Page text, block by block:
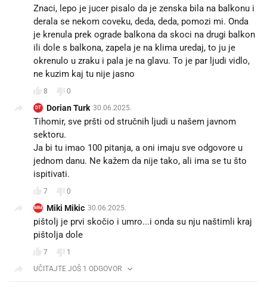
Znaci, lepo je jucer pisalo da je zenska bila na balkonu i
derala se nekom coveku, deda, deda, pomozi mi. Onda
je krenula prek ograde balkona da skoci na drugi balkon
ili dole s balkona, zapela je na klima uredaj, to ju je
okrenulo u zraku i pala je na glavu. To je par ljudi vidlo,
ne kuzim kaj tu nije jasno
8 0
DT Dorian Turk 30.06.2025.
Tihomir, sve pršti od stručnih ljudi u našem javnom
sektoru.
Ja bi tu imao 100 pitanja, a oni imaju sve odgovore u
jednom danu. Ne kažem da nije tako, ali ima se tu što
ispitivati.
7 0
MM Miki Mikic 30.06.2025.
pištolj je prvi skočio i umro...i onda su nju naštimli kraj
pištolja dole
7
1
UČITAJTE JOŠ 1 ODGOVOR